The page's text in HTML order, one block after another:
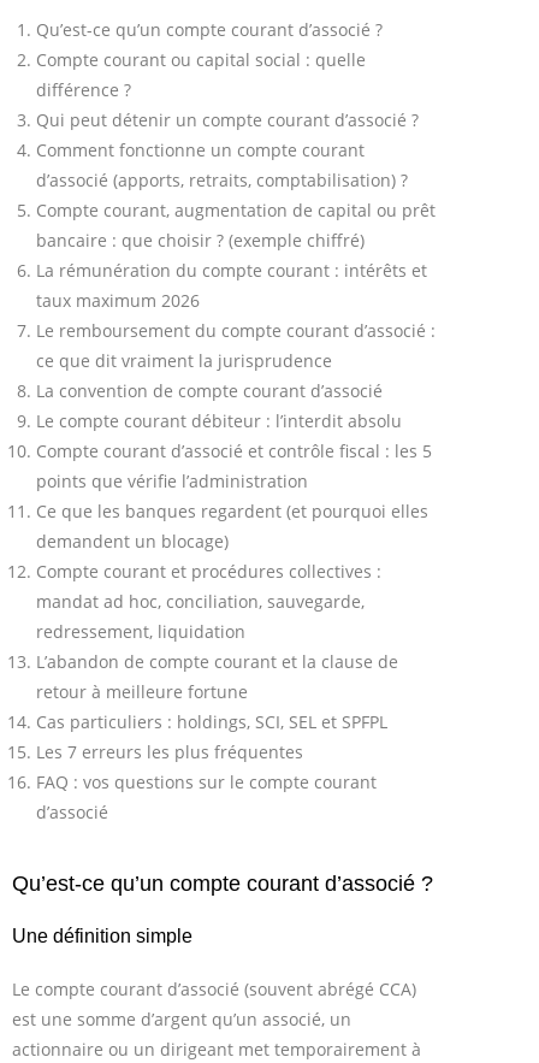
Qu’est-ce qu’un compte courant d’associé ?
Compte courant ou capital social : quelle
différence ?
Qui peut détenir un compte courant d’associé ?
Comment fonctionne un compte courant
d’associé (apports, retraits, comptabilisation) ?
Compte courant, augmentation de capital ou prêt
bancaire : que choisir ? (exemple chiffré)
La rémunération du compte courant : intérêts et
taux maximum 2026
Le remboursement du compte courant d’associé :
ce que dit vraiment la jurisprudence
La convention de compte courant d’associé
Le compte courant débiteur : l’interdit absolu
Compte courant d’associé et contrôle fiscal : les 5
points que vérifie l’administration
Ce que les banques regardent (et pourquoi elles
demandent un blocage)
Compte courant et procédures collectives :
mandat ad hoc, conciliation, sauvegarde,
redressement, liquidation
L’abandon de compte courant et la clause de
retour à meilleure fortune
Cas particuliers : holdings, SCI, SEL et SPFPL
Les 7 erreurs les plus fréquentes
FAQ : vos questions sur le compte courant
d’associé
Qu’est-ce qu’un compte courant d’associé ?
Une définition simple
Le compte courant d’associé (souvent abrégé CCA)
est une somme d’argent qu’un associé, un
actionnaire ou un dirigeant met temporairement à